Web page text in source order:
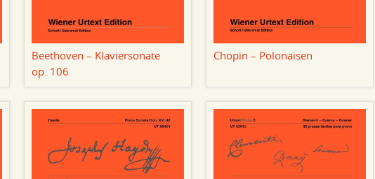
Beethoven – Klaviersonate
op. 106
Chopin – Polonaisen